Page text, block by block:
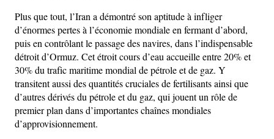
Plus que tout, l’Iran a démontré son aptitude à infliger
d’énormes pertes à l’économie mondiale en fermant d’abord,
puis en contrôlant le passage des navires, dans l’indispensable
détroit d’Ormuz. Cet étroit cours d’eau accueille entre 20% et
30% du trafic maritime mondial de pétrole et de gaz. Y
transitent aussi des quantités cruciales de fertilisants ainsi que
d’autres dérivés du pétrole et du gaz, qui jouent un rôle de
premier plan dans d’importantes chaînes mondiales
d’approvisionnement.